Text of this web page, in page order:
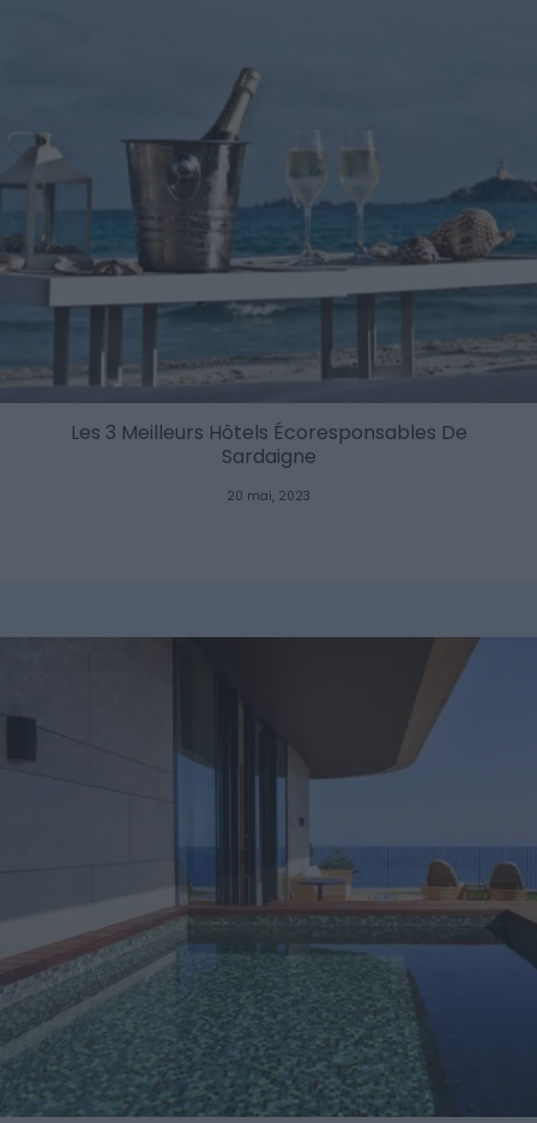
Les 3 Meilleurs Hôtels Écoresponsables De
Sardaigne
20 mai, 2023